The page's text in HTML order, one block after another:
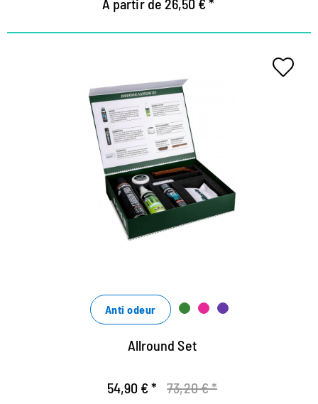
Das Set zum Vorzugspreis - 25%
Rabatt gegenüber Einzelbezug
die Bamboo Lotion reinigt perfekt von Schmutz und
pflegt mit Bambus-Extrakten
das Spray Carbon Pro zum Imprägnieren aller
Anti odeur
Allround Set
54,90 € * 73,20 € *